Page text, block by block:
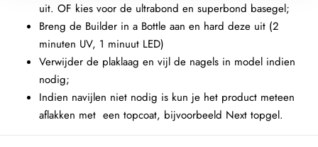
uit. OF kies voor de ultrabond en superbond basegel;
Breng de Builder in a Bottle aan en hard deze uit (2
minuten UV, 1 minuut LED)
Verwijder de plaklaag en vijl de nagels in model indien
nodig;
Indien navijlen niet nodig is kun je het product meteen
aflakken met een topcoat, bijvoorbeeld Next topgel.